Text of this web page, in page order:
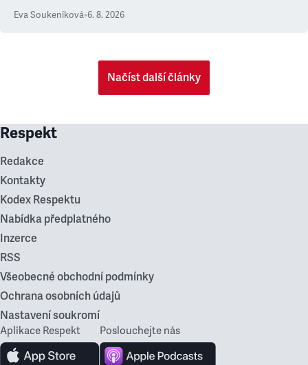
Eva Soukeníková•6. 8. 2026
Načíst další články
Respekt
Redakce
Kontakty
Kodex Respektu
Nabídka předplatného
Inzerce
RSS
Všeobecné obchodní podmínky
Ochrana osobních údajů
Nastavení soukromí
Aplikace Respekt Poslouchejte nás